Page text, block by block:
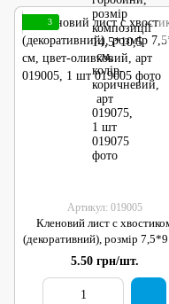
3
Артикул: 019005
Кленовий лист с
(декоративний), розмір 7,5*9
цвет-оливковий, арт 019005,
шт
5.50 грн/шт.